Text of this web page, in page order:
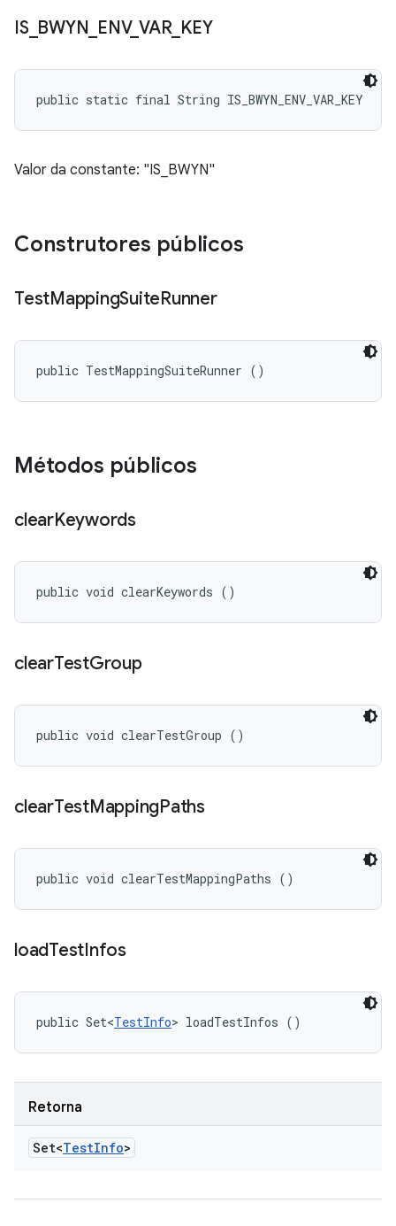
IS_ BWYN ENV_ VAR_ KEY
public static final String IS_BWYN_ENV_VAR_KEY
Valor da constante: "IS_BWYN"
Construtores públicos
TestMappingSuiteRunner
public TestMappingSuiteRunner ()
Métodos públicos
clearKeywords
public void clearKeywords ()
clearTestGroup
public void clearTestGroup ()
clearTestMappingPaths
public void clearTestMappingPaths ()
loadTestInfos
public Set<TestInfo> loadTestInfos ()
Retorna
Set<TestInfo>